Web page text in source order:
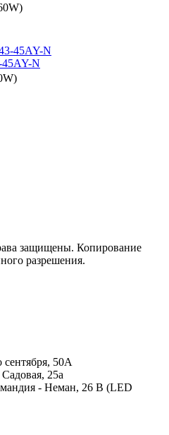
45AY-N
защищены. Копирование
разрешения.
50А
25а
- Неман, 26 В (LED